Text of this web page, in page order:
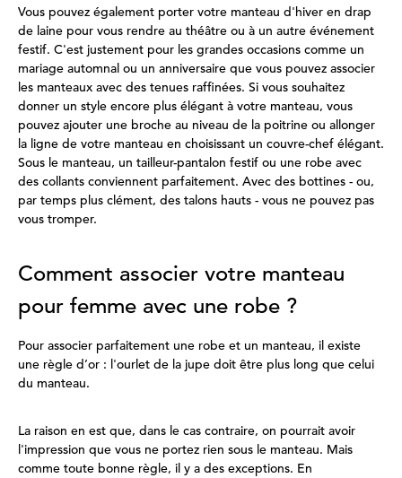
Vous pouvez également porter votre manteau d'hiver en drap
de laine pour vous rendre au théâtre ou à un autre événement
festif. C'est justement pour les grandes occasions comme un
mariage automnal ou un anniversaire que vous pouvez associer
les manteaux avec des tenues raffinées. Si vous souhaitez
donner un style encore plus élégant à votre manteau, vous
pouvez ajouter une broche au niveau de la poitrine ou allonger
la ligne de votre manteau en choisissant un couvre-chef élégant.
Sous le manteau, un tailleur-pantalon festif ou une robe avec
des collants conviennent parfaitement. Avec des bottines - ou,
par temps plus clément, des talons hauts - vous ne pouvez pas
vous tromper.
Comment associer votre manteau
pour femme avec une robe ?
Pour associer parfaitement une robe et un manteau, il existe
une règle d’or : l'ourlet de la jupe doit être plus long que celui
du manteau.
La raison en est que, dans le cas contraire, on pourrait avoir
l'impression que vous ne portez rien sous le manteau. Mais
comme toute bonne règle, il y a des exceptions. En